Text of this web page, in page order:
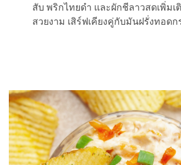
สับ พริกไทยดำ และผักชีลาวสดเพิ่มเ
สวยงาม เสิร์ฟเคียงคู่กับมันฝรั่งทอด